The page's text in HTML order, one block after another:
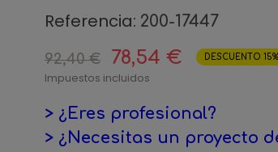
Referencia: 200-17447
92,40 € 78,54 € DESCUENTO 15%
Impuestos incluidos
> ¿Eres profesional?
> ¿Necesitas un proyecto